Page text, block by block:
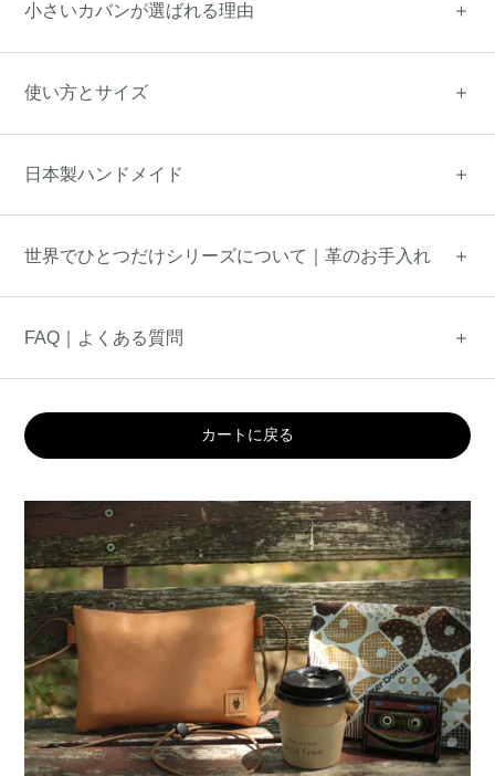
小さいカバンが選ばれる理由
使い方とサイズ
日本製ハンドメイド
世界でひとつだけシリーズについて｜革のお手入れ
FAQ｜よくある質問
カートに戻る